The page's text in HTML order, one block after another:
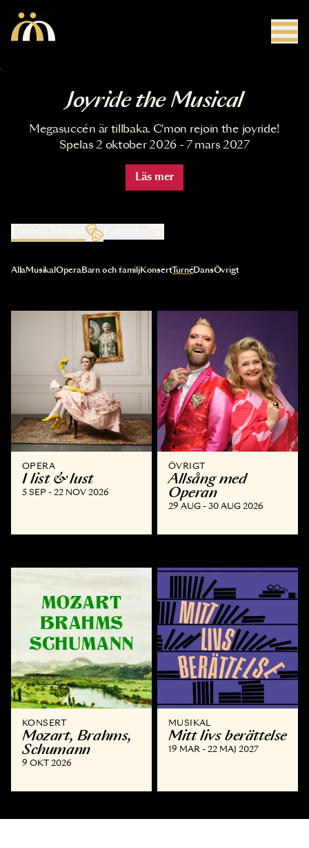
Joyride the Musical
Megasuccén är tillbaka. C'mon rejoin the joyride!
Spelas 2 oktober 2026 - 7 mars 2027
Läs mer
Kalender
Val av kategori uppdaterar innehållet automatiskt
AllaMusikal OperaBarn och familjKonsertTurnéDansÖvrigt
OPERA
I list & lust
5 SEP - 22 NOV 2026
ÖVRIGT
Allsång med
Operan
29 AUG - 30 AUG 2026
KONSERT
Mozart, Brahms,
Schumann
9 OKT 2026
MUSIKAL
Mitt livs berättelse
19 MAR - 22 MAJ 2027